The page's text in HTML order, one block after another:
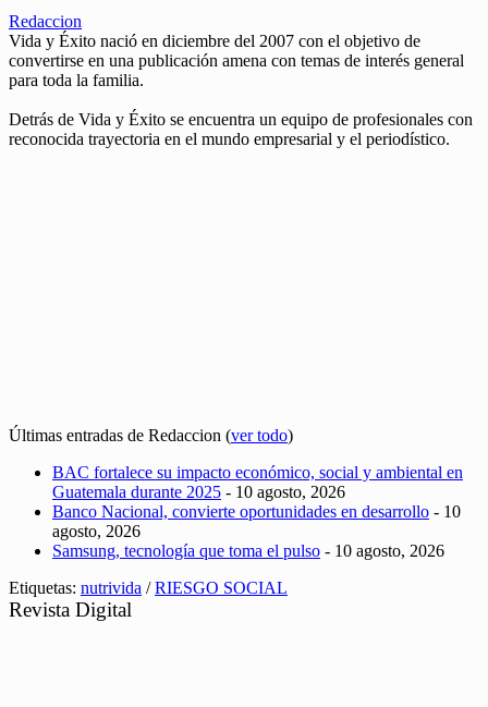
Redaccion
Vida y Éxito nació en diciembre del 2007 con el objetivo de
convertirse en una publicación amena con temas de interés general
para toda la familia.
Detrás de Vida y Éxito se encuentra un equipo de profesionales con
reconocida trayectoria en el mundo empresarial y el periodístico.
Últimas entradas de Redaccion (ver todo)
BAC fortalece su impacto económico, social y ambiental en
Guatemala durante 2025 - 10 agosto, 2026
Banco Nacional, convierte oportunidades en desarrollo - 10
agosto, 2026
Samsung, tecnología que toma el pulso - 10 agosto, 2026
Etiquetas: nutrivida /RIESGO SOCIAL
Revista Digital